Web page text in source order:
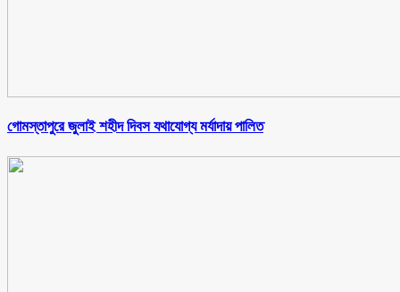
গোমস্তাপুরে জুলাই শহীদ দিবস যথাযোগ্য মর্যাদায় পালিত